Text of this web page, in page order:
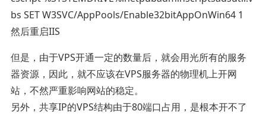
bs SET W3SVC/AppPools/Enable32bitAppOnWin64 1
然后重启IIS
但是，由于VPS开通一定的数量后，就会用光所有的服务
器资源，因此，就不应该在VPS服务器的物理机上开网
站，不然严重影响网站的稳定。
另外，共享IP的VPS结构由于80端口占用，是根本开不了